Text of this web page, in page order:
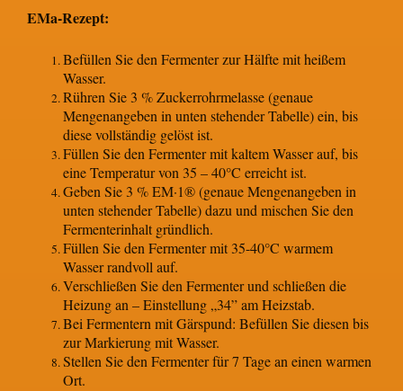
EMa-Rezept:
Befüllen Sie den Fermenter zur Hälfte mit heißem
Wasser.
Rühren Sie 3 % Zuckerrohrmelasse (genaue
Mengenangeben in unten stehender Tabelle) ein, bis
diese vollständig gelöst ist.
Füllen Sie den Fermenter mit kaltem Wasser auf, bis
eine Temperatur von 35 – 40°C erreicht ist.
Geben Sie 3 % EM·1® (genaue Mengenangeben in
unten stehender Tabelle) dazu und mischen Sie den
Fermenterinhalt gründlich.
Füllen Sie den Fermenter mit 35-40°C warmem
Wasser randvoll auf.
Verschließen Sie den Fermenter und schließen die
Heizung an – Einstellung „34” am Heizstab.
Bei Fermentern mit Gärspund: Befüllen Sie diesen bis
zur Markierung mit Wasser.
Stellen Sie den Fermenter für 7 Tage an einen warmen
Ort.